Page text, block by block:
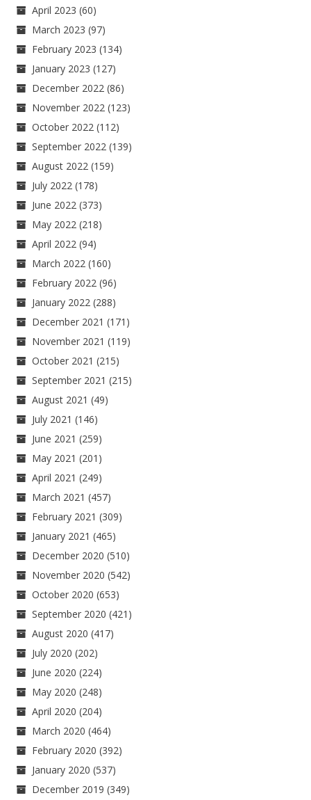
April 2023 (60)
March 2023 (97)
February 2023 (134)
January 2023 (127)
December 2022 (86)
November 2022 (123)
October 2022 (112)
September 2022 (139)
August 2022 (159)
July 2022 (178)
June 2022 (373)
May 2022 (218)
April 2022 (94)
March 2022 (160)
February 2022 (96)
January 2022 (288)
December 2021 (171)
November 2021 (119)
October 2021 (215)
September 2021 (215)
August 2021 (49)
July 2021 (146)
June 2021 (259)
May 2021 (201)
April 2021 (249)
March 2021 (457)
February 2021 (309)
January 2021 (465)
December 2020 (510)
November 2020 (542)
October 2020 (653)
September 2020 (421)
August 2020 (417)
July 2020 (202)
June 2020 (224)
May 2020 (248)
April 2020 (204)
March 2020 (464)
February 2020 (392)
January 2020 (537)
December 2019 (349)